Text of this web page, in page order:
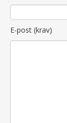
E-post (krav)